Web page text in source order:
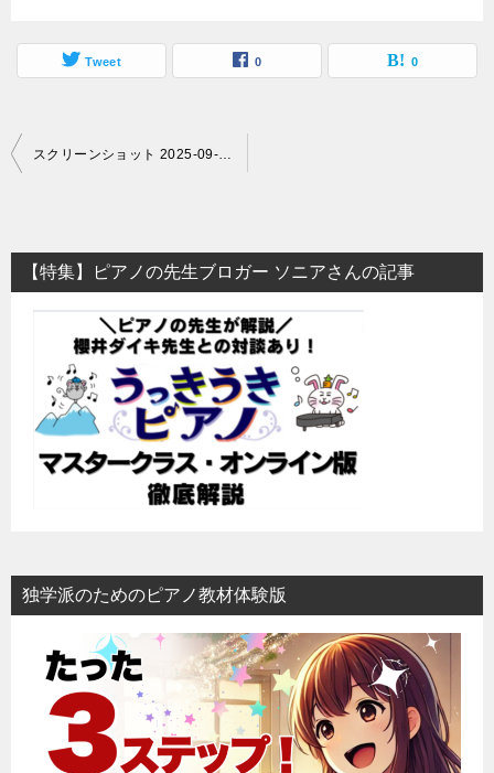
Tweet 0 0
投
ビ
ゲ
【特集】ピアノの先生ブロガー ソニアさんの記事
独学派のためのピアノ教材体験版